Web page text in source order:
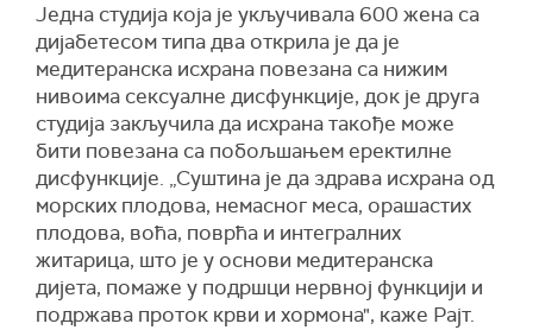
Једна студија која је укључивала 600 жена са
дијабетесом типа два открила је да је
медитеранска исхрана повезана са нижим
нивоима сексуалне дисфункције, док је друга
студија закључила да исхрана такође може
бити повезана са побољшањем еректилне
дисфункције. „Суштина је да здрава исхрана од
морских плодова, немасног меса, орашастих
плодова, воћа, поврћа и интегралних
житарица, што је у основи медитеранска
дијета, помаже у подршци нервној функцији и
подржава проток крви и хормона", каже Рајт.